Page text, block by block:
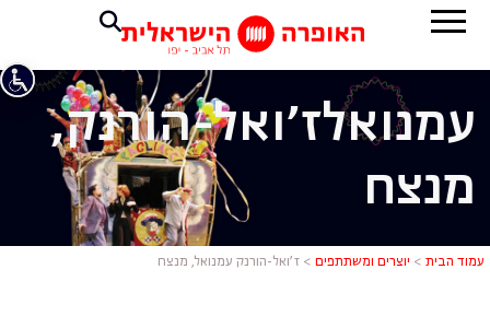
ז'ואל-
עמנואלז'ואל-הורנק,
מנצח
עמוד הבית > יוצרים ומשתתפים > ז’ואל-הורנק עמנואל, מנצח